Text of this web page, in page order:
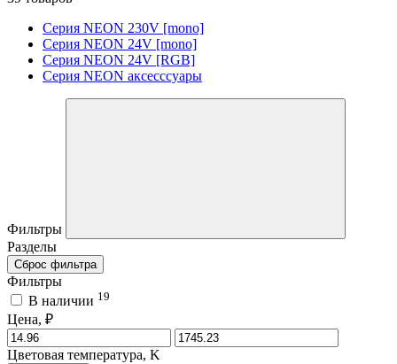
Серия NEON 230V [mono]
Серия NEON 24V [mono]
Серия NEON 24V [RGB]
Серия NEON аксесссуары
Фильтры
Разделы
Сброс фильтра
Фильтры
В наличии 19
Цена, ₽
Цветовая температура, K